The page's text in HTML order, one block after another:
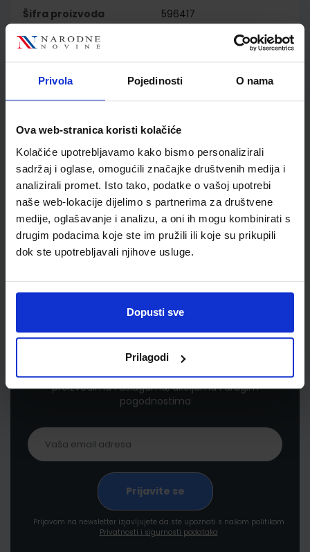
Privola Pojedinosti O nama
Ova web-stranica koristi kolačiće
Kolačiće upotrebljavamo kako bismo personalizirali
sadržaj i oglase, omogućili značajke društvenih medija i
analizirali promet. Isto tako, podatke o vašoj upotrebi
naše web-lokacije dijelimo s partnerima za društvene
medije, oglašavanje i analizu, a oni ih mogu kombinirati s
drugim podacima koje ste im pružili ili koje su prikupili
dok ste upotrebljavali njihove usluge.
Dopusti sve
Prilagodi
Šifra proizvoda
596417
Nakladnik
Školski razred
20 2.RAZRED SŠ
Vrsta škole
3 STRUKOVNA
Reg br min
8152-DOM
Newsletter prijava
Prijavite se kako bi primali informacije o novim
proizvodima i uslugama, akcijama i drugim
pogodnostima
Prijavom na newsletter izjavljujete da ste upoznati s našom politikom
Privatnosti i sigurnosti podataka